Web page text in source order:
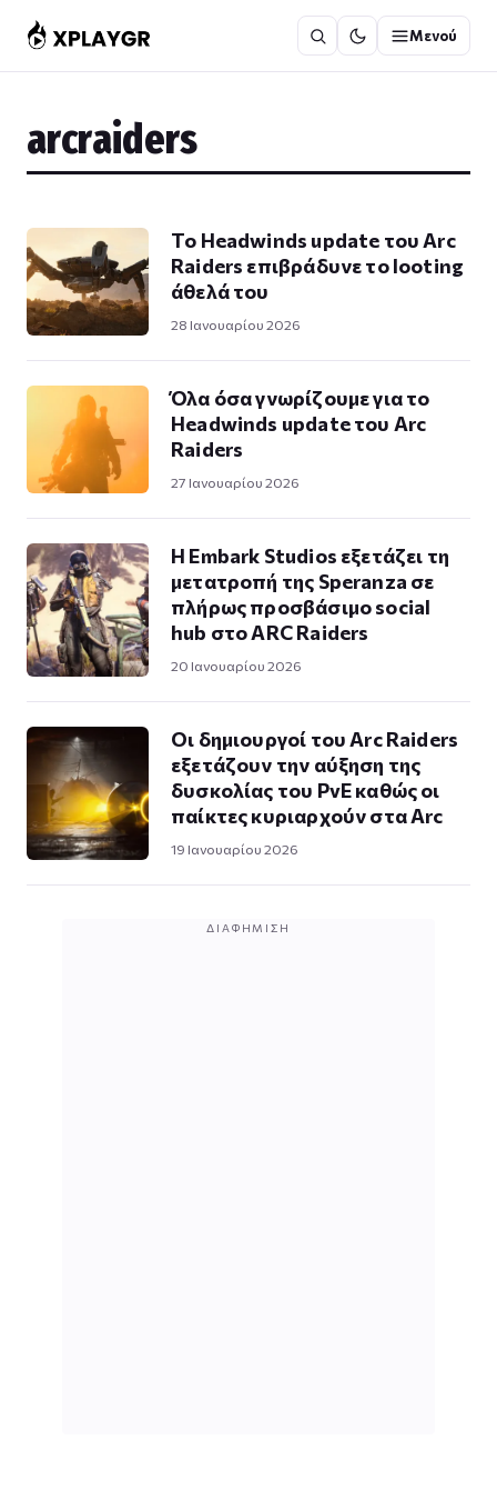
στο
περιεχόμενο
Μενού
arcraiders
Το Headwinds update του Arc
Raiders επιβράδυνε το looting
άθελά του
28 Ιανουαρίου 2026
Όλα όσα γνωρίζουμε για το
Headwinds update του Arc
Raiders
27 Ιανουαρίου 2026
Η Embark Studios εξετάζει τη
μετατροπή της Speranza σε
πλήρως προσβάσιμο social
hub στο ARC Raiders
20 Ιανουαρίου 2026
Οι δημιουργοί του Arc Raiders
εξετάζουν την αύξηση της
δυσκολίας του PvE καθώς οι
παίκτες κυριαρχούν στα Arc
19 Ιανουαρίου 2026
ΔΙΑΦΉΜΙΣΗ